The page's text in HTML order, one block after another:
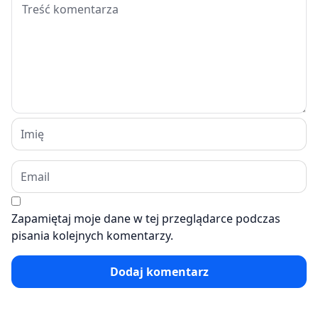
Zapamiętaj moje dane w tej przeglądarce podczas
pisania kolejnych komentarzy.
Dodaj komentarz